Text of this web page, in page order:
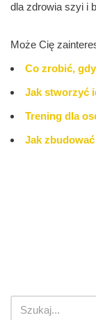
dla zdrowia szyi i
Może Cię
Co zrobić,
Jak stworzyć
Trening dla
Jak